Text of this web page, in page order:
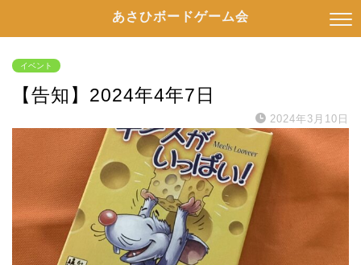
あさひボードゲーム会
イベント
【告知】2024年4年7日
2024年3月10日